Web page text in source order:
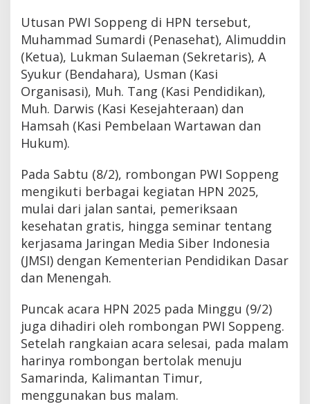
Utusan PWI Soppeng di HPN tersebut,
Muhammad Sumardi (Penasehat), Alimuddin
(Ketua), Lukman Sulaeman (Sekretaris), A
Syukur (Bendahara), Usman (Kasi
Organisasi), Muh. Tang (Kasi Pendidikan),
Muh. Darwis (Kasi Kesejahteraan) dan
Hamsah (Kasi Pembelaan Wartawan dan
Hukum).
Pada Sabtu (8/2), rombongan PWI Soppeng
mengikuti berbagai kegiatan HPN 2025,
mulai dari jalan santai, pemeriksaan
kesehatan gratis, hingga seminar tentang
kerjasama Jaringan Media Siber Indonesia
(JMSI) dengan Kementerian Pendidikan Dasar
dan Menengah.
Puncak acara HPN 2025 pada Minggu (9/2)
juga dihadiri oleh rombongan PWI Soppeng.
Setelah rangkaian acara selesai, pada malam
harinya rombongan bertolak menuju
Samarinda, Kalimantan Timur,
menggunakan bus malam.